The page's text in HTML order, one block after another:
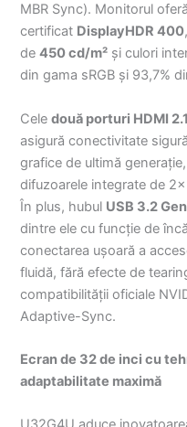
MBR Sync). Monitorul
certificat DisplayHDR 400
de450 cd/m² și culori
din gama sRGB și 93,7%
Celedouă porturi HDMI 2.1
asigură conectivitate
grafice de ultimă
difuzoarele integrate de
În plus, hubul USB 3.2
dintre ele cu funcție de
conectarea ușoară a
fluidă, fără efecte de
compatibilității oficiale
Adaptive-Sync.
Ecran de 32 de inci cu
adaptabilitate maximă